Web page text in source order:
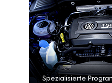
Spezialisierte